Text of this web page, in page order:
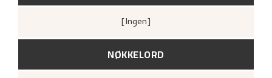
[ingen]
NØKKELORD